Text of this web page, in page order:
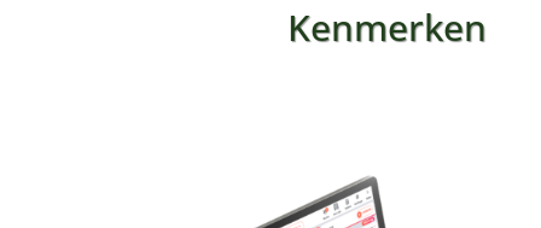
Kenmerken